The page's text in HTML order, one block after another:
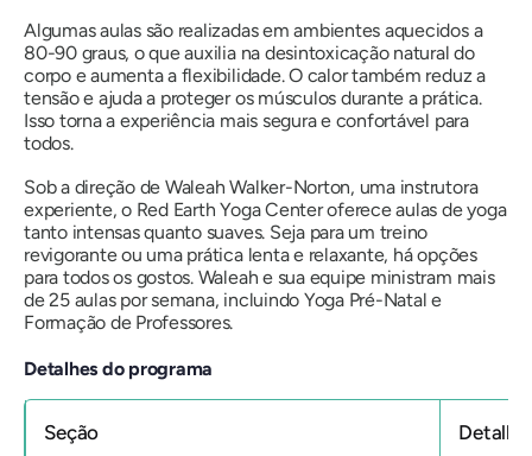
Algumas aulas são realizadas em ambientes aquecidos a
80-90 graus, o que auxilia na desintoxicação natural do
corpo e aumenta a flexibilidade. O calor também reduz a
tensão e ajuda a proteger os músculos durante a prática.
Isso torna a experiência mais segura e confortável para
todos.
Sob a direção de Waleah Walker-Norton, uma instrutora
experiente, o Red Earth Yoga Center oferece aulas de yoga
tanto intensas quanto suaves. Seja para um treino
revigorante ou uma prática lenta e relaxante, há opções
para todos os gostos. Waleah e sua equipe ministram mais
de 25 aulas por semana, incluindo Yoga Pré-Natal e
Formação de Professores.
Detalhes do programa
Seção